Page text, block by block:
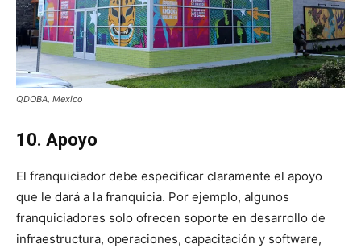
QDOBA, Mexico
10. Apoyo
El franquiciador debe especificar claramente el apoyo
que le dará a la franquicia. Por ejemplo, algunos
franquiciadores solo ofrecen soporte en desarrollo de
infraestructura, operaciones, capacitación y software,